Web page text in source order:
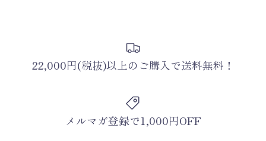
22,000円(税抜)以上のご購入で送料無料！
メルマガ登録で1,000円OFF